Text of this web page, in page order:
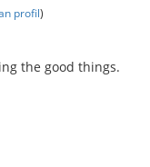
profil)
the good things.